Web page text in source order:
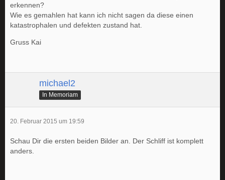
erkennen?
Wie es gemahlen hat kann ich nicht sagen da diese einen
katastrophalen und defekten zustand hat.
Gruss Kai
michael2
In Memoriam
20. Februar 2015 um 19:59
Schau Dir die ersten beiden Bilder an. Der Schliff ist komplett
anders.